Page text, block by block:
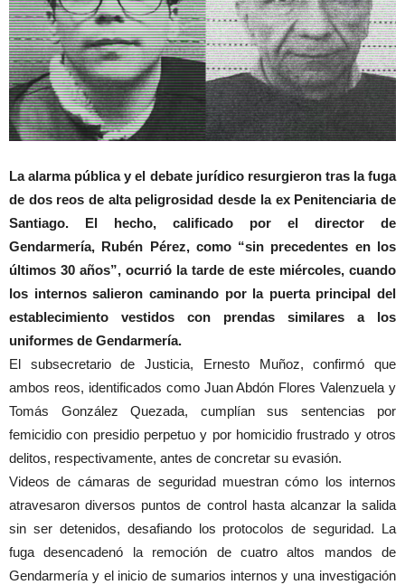
La alarma pública y el debate jurídico resurgieron tras la fuga
de dos reos de alta peligrosidad desde la ex Penitenciaria de
Santiago. El hecho, calificado por el director de
Gendarmería, Rubén Pérez, como “sin precedentes en los
últimos 30 años”, ocurrió la tarde de este miércoles, cuando
los internos salieron caminando por la puerta principal del
establecimiento vestidos con prendas similares a los
uniformes de Gendarmería.
El subsecretario de Justicia, Ernesto Muñoz, confirmó que
ambos reos, identificados como Juan Abdón Flores Valenzuela y
Tomás González Quezada, cumplían sus sentencias por
femicidio con presidio perpetuo y por homicidio frustrado y otros
delitos, respectivamente, antes de concretar su evasión.
Videos de cámaras de seguridad muestran cómo los internos
atravesaron diversos puntos de control hasta alcanzar la salida
sin ser detenidos, desafiando los protocolos de seguridad. La
fuga desencadenó la remoción de cuatro altos mandos de
Gendarmería y el inicio de sumarios internos y una investigación